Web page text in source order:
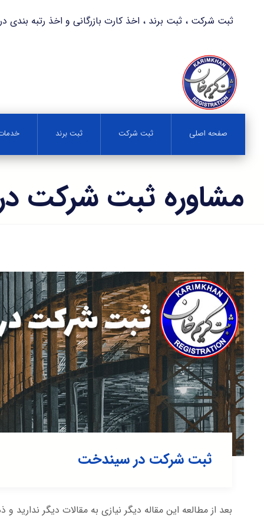
ثبت شرکت ، ثبت برند ، اخذ کارت بازرگانی و اخذ رتبه بندی در کمترین
صفحه اصلی ثبت شرکت ثبت برند
مشاوره ثبت شرکت
ثبت شرکت در سیندخت
بعد از مطالعه این مقاله دیگر نیازی به مقالات دیگر ندارید